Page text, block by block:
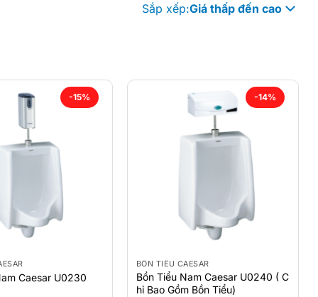
Sắp xếp:Giá thấp đến cao
-15%
Caesar U0230
-14%
BỒN TIỂU CAESAR
Bồn Tiểu Nam Caesar U0240 ( C
hỉ Bao Gồm Bồn Tiểu)